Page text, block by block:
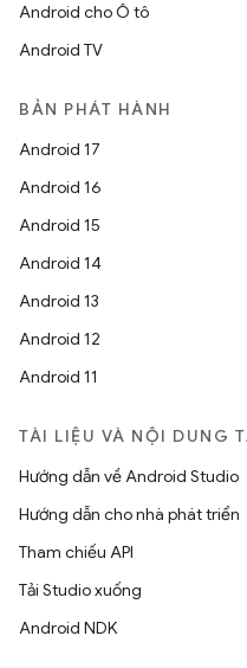
Android cho Ô tô
Android TV
BẢN PHÁT HÀNH
Android 17
Android 16
Android 15
Android 14
Android 13
Android 12
Android 11
TÀI LIỆU VÀ NỘI DUNG
Hướng dẫn về Android Studio
Hướng dẫn cho nhà phát triển
Tham chiếu API
Tải Studio xuống
Android NDK